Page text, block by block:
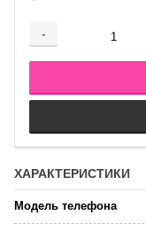
-
ХАРАКТЕРИСТИКИ
Модель телефона